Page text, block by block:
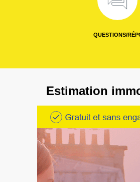
QUESTIONS/
Estimation